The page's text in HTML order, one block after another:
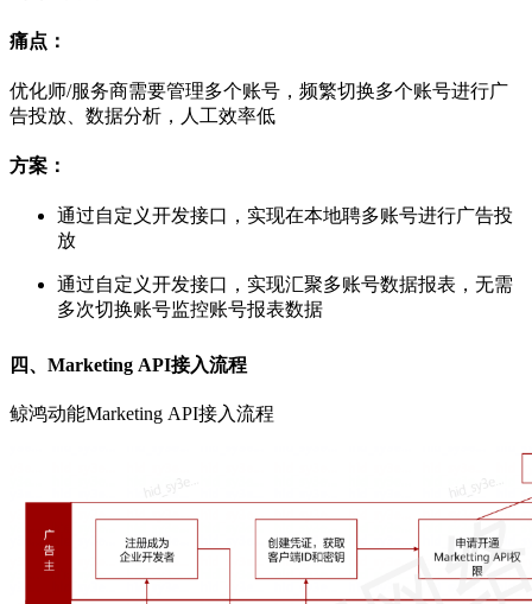
痛点：
优化师/服务商需要管理多个账号，频繁切换多个账号进行广
告投放、数据分析，人工效率低
方案：
通过自定义开发接口，实现在本地聘多账号进行广告投
放
通过自定义开发接口，实现汇聚多账号数据报表，无需
多次切换账号监控账号报表数据
四、Marketing API接入流程
鲸鸿动能Marketing API接入流程